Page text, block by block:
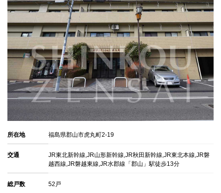
所在地 福島県郡山市虎丸町2-19
交通
JR東北新幹線,JR山形新幹線,JR秋田新幹線,JR東北本線,JR磐
越西線,JR磐越東線,JR水郡線「郡山」駅徒歩13分
総戸数 52戸